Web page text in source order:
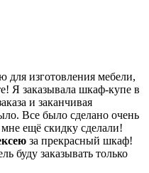
изготовления мебели,
Я заказывала шкаф-купе в
и заканчивая
Все было сделано очень
ещё скидку сделали!
за прекрасный шкаф!
буду заказывать только